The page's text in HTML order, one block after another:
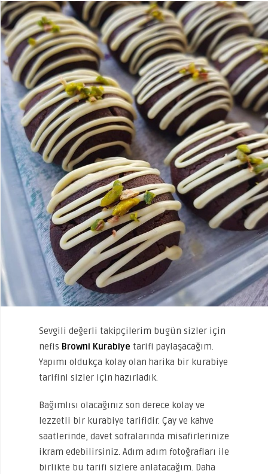
Sevgili değerli takipçilerim bugün sizler için
nefis Browni Kurabiye tarifi paylaşacağım.
Yapımı oldukça kolay olan harika bir kurabiye
tarifini sizler için hazırladık.
Bağımlısı olacağınız son derece kolay ve
lezzetli bir kurabiye tarifidir. Çay ve kahve
saatlerinde, davet sofralarında misafirlerinize
ikram edebilirsiniz. Adım adım fotoğrafları ile
birlikte bu tarifi sizlere anlatacağım. Daha